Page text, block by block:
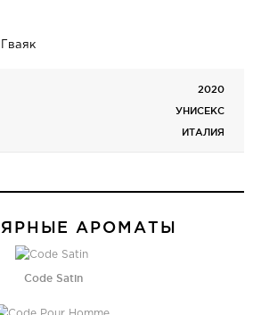
2020
УНИСЕКС
ИТАЛИЯ
АРОМАТЫ
Code Satin